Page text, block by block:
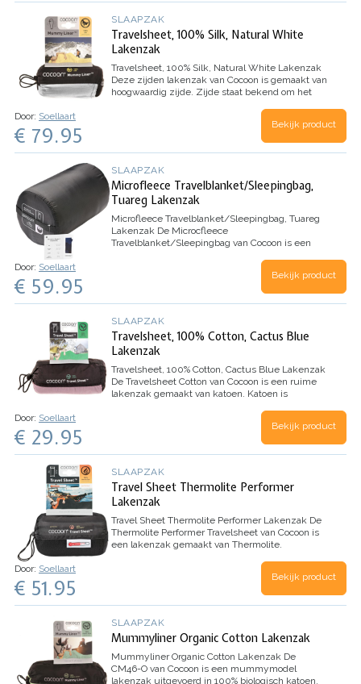
SLAAPZAK
Travelsheet, 100% Silk, Natural White
Lakenzak
Travelsheet, 100% Silk, Natural White Lakenzak
Deze zijden lakenzak van Cocoon is gemaakt van
hoogwaardig zijde. Zijde staat bekend om het
fluweelzacht en zeer geschikt voor wisselende
Door: Soellaart
€ 79.95 Bekijk product
SLAAPZAK
Microfleece Travelblanket/Sleepingbag,
Tuareg Lakenzak
Microfleece Travelblanket/Sleepingbag, Tuareg
Lakenzak De Microcfleece
Travelblanket/Sleepingbag van Cocoon is een
De gladde buitenzijde werkt vuilafstotend,
waardoor je lakenzak langer schoon blijft. De
Door: Soellaart
€ 59.95 Bekijk product
SLAAPZAK
Travelsheet, 100% Cotton, Cactus Blue
Lakenzak
Travelsheet, 100% Cotton, Cactus Blue Lakenzak
De Travelsheet Cotton van Cocoon is een ruime
lakenzak gemaakt van katoen. Katoen is
hoofdeinde is voorzien van een ingenaaide sloop
Door: Soellaart
€ 29.95 Bekijk product
SLAAPZAK
Travel Sheet Thermolite Performer
Lakenzak
Travel Sheet Thermolite Performer Lakenzak De
Thermolite Performer Travelsheet van Cocoon is
een lakenzak gemaakt van Thermolite.
laag eigen gewicht, zelfs wanneer het nat is. De
Door: Soellaart
€ 51.95 Bekijk product
SLAAPZAK
Mummyliner Organic Cotton Lakenzak
Mummyliner Organic Cotton Lakenzak De
CM46-O van Cocoon is een mummymodel
lakenzak uitgevoerd in 100% biologisch katoen.